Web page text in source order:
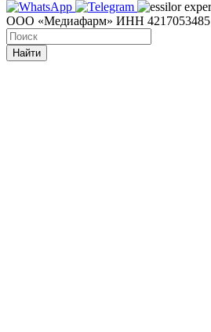
ООО «Медиафарм» ИНН 4217053485
Найти